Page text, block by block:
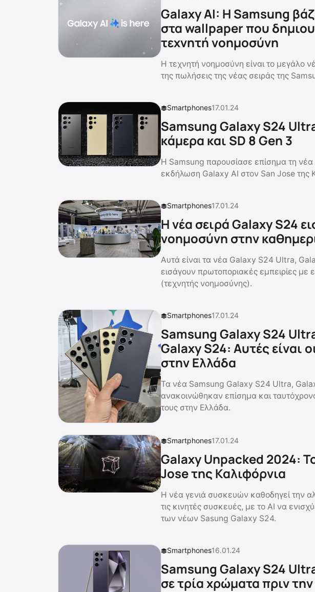
Galaxy AI: Η Samsung
στα wallpaper που
τεχνητή νοημοσύνη
H τεχνητή νοημοσύνη είναι το μεγάλο
της πωλήσεις της νέας σειράς της
Smartphones17.01.24
Samsung Galaxy S24
κάμερα και SD 8 Gen 3
H Samsung παρουσίασε επίσημα τη
εκδήλωση Galaxy AI στον San Jose της
Smartphones17.01.24
Η νέα σειρά Galaxy S24
νοημοσύνη στην
Αυτά είναι τα νέα Galaxy S24 Ultra,
εισάγουν πρωτοποριακές εμπειρίες με
(τεχνητής νοημοσύνης).
Smartphones17.01.24
Samsung Galaxy S24
Galaxy S24: Αυτές είναι
στην Ελλάδα
Τα νέα Samsung Galaxy S24 Ultra,
ανακοινώθηκαν επίσημα και
τους στην Ελλάδα.
Smartphones17.01.24
Galaxy Unpacked 2024:
Jose της Καλιφόρνια
Η νέα γενιά συσκευών καθοδηγεί την
τις κινητές συσκευές, με το AI να
των νέων Sasung Galaxy S24.
Smartphones16.01.24
Samsung Galaxy S24
σε τρία χρώματα πριν